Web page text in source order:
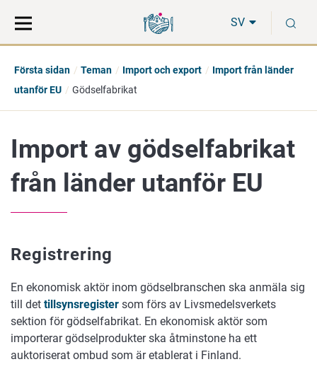
direkt
till
på
hela
SV
Första sidan Teman Import och export
Import från länder
utanför EU
Gödselfabrikat
Import av gödselfabrikat
från länder utanför EU
Registrering
En ekonomisk aktör inom gödselbranschen ska anmäla sig
till det tillsynsregister som förs av Livsmedelsverkets
sektion för gödselfabrikat. En ekonomisk aktör som
importerar gödselprodukter ska åtminstone ha ett
auktoriserat ombud som är etablerat i Finland.